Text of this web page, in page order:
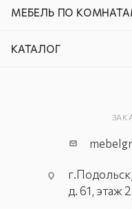
МЕБЕЛЬ ПО
КАТАЛОГ
д. 61, этаж 2